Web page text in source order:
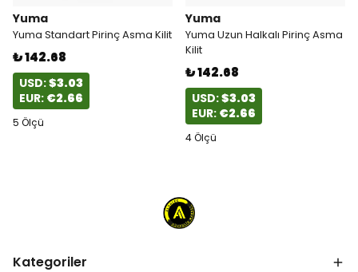
Yuma
Yuma Standart Pirinç Asma Kilit
₺ 142.68
USD:$3.03
EUR: €2.66
5 Ölçü
Yuma
Yuma Uzun Halkalı Pirinç Asma
Kilit
₺ 142.68
USD:$3.03
EUR: €2.66
4 Ölçü
Kategoriler